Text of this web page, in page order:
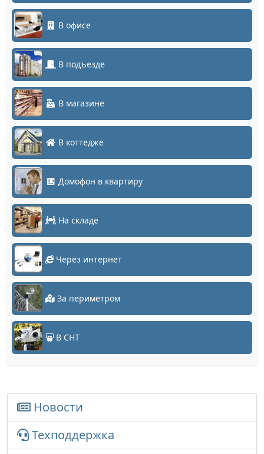
В офисе
В подъезде
В магазине
В коттедже
Домофон в квартиру
На складе
Через интернет
За периметром
В СНТ
Новости
Техподдержка